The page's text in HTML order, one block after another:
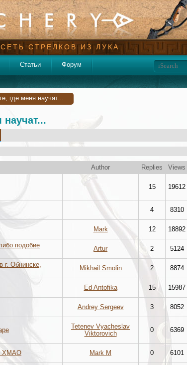
СТРЕЛКОВ ИЗ ЛУКА
Статьи Форум
где меня научат...
научат...
Author Replies Views
15 19612
4 8310
Mark 12 18892
подобие
Artur 2 5124
г. Обнинске,
Mikhail Smolin 2 8874
Ed Antofika 15 15987
Andrey Sergeev 3 8052
Tetenev Vyacheslav
Viktorovich
0 6369
ХМАО Mark M 0 6101